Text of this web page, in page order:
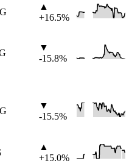
▲
+16.5%
▼
-15.8%
▼
-15.5%
▲
+15.0%